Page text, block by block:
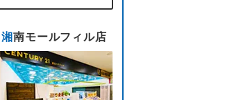
湘南モールフィル店